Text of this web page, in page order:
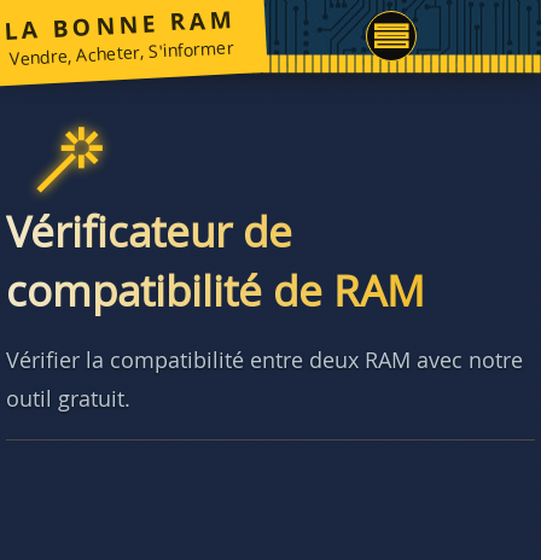
LA BONNE RAM
Vendre, Acheter, S'informer
Vérificateur de
compatibilité de RAM
Vérifier la compatibilité entre deux RAM avec notre
outil gratuit.